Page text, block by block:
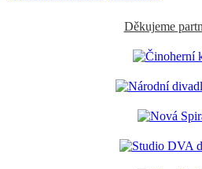
Děkujeme